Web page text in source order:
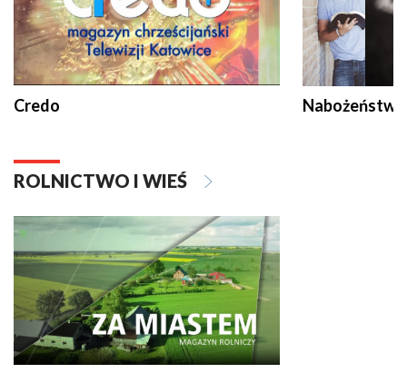
Credo
ROLNICTWO I WIEŚ